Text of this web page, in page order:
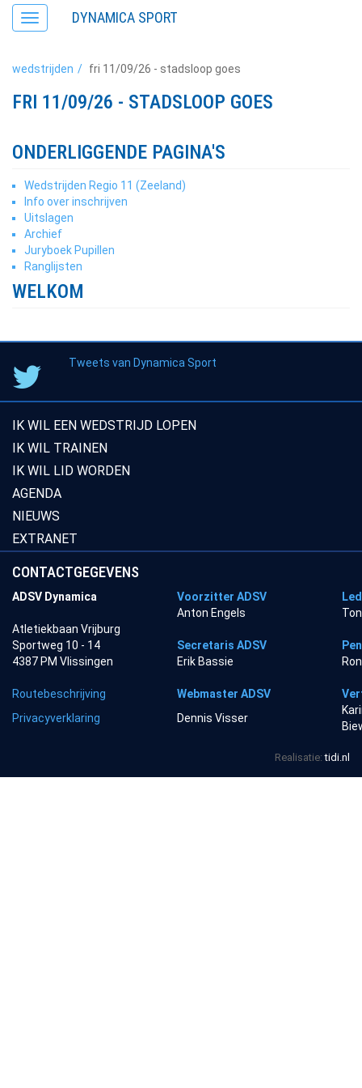
Toggle
navigation
DYNAMICA SPORT
wedstrijden fri 11/09/26 - stadsloop goes
FRI 11/09/26 - STADSLOOP GOES
ONDERLIGGENDE PAGINA'S
Wedstrijden Regio 11 (Zeeland)
Info over inschrijven
Uitslagen
Archief
Juryboek Pupillen
Ranglijsten
WELKOM
Tweets van Dynamica Sport
IK WIL EEN WEDSTRIJD LOPEN
IK WIL TRAINEN
IK WIL LID WORDEN
AGENDA
NIEUWS
EXTRANET
CONTACTGEGEVENS
ADSV Dynamica Voorzitter ADSV
Anton Engels
Atletiekbaan Vrijburg
Sportweg 10 - 14
Secretaris ADSV
4387 PM Vlissingen
Erik Bassie
Routebeschrijving Webmaster ADSV
Privacyverklaring
Dennis Visser
Realisatie:tidi.nl